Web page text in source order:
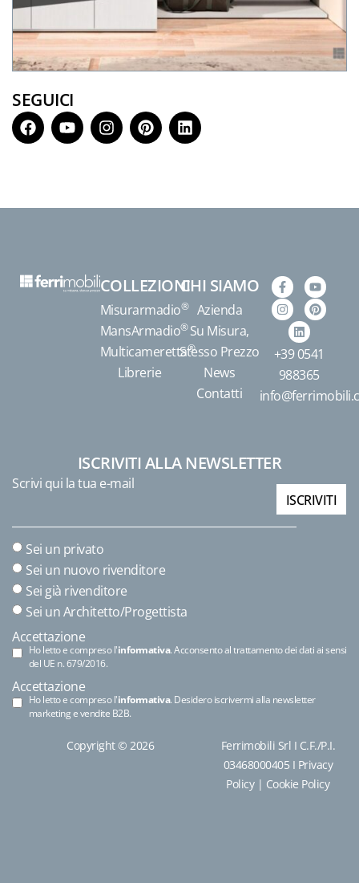
SEGUICI
COLLEZIONI
Misurarmadio®
MansArmadio®
Multicameretta®
Librerie
CHI SIAMO
Azienda
Su Misura,
Stesso Prezzo
News
Contatti
+39 0541
988365
ISCRIVITI ALLA NEWSLETTER
Scrivi qui la tua e-mail
Sei un privato
Sei un nuovo rivenditore
Sei già rivenditore
Sei un Architetto/Progettista
Accettazione
Ho letto e compreso l'informativa. Acconsento al trattamento dei dati ai sensi
del UE n. 679/2016.
Accettazione
Ho letto e compreso l'informativa. Desidero iscrivermi alla newsletter
marketing e vendite B2B.
ISCRIVITI
Copyright © 2026
Ferrimobili Srl I C.F./P.I.
03468000405 I Privacy
Policy| Cookie Policy